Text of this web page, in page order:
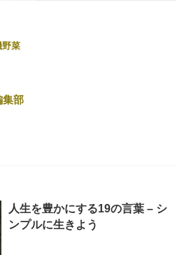
野菜
集部
人生を豊かにする19の言葉 – シ
ンプルに生きよう